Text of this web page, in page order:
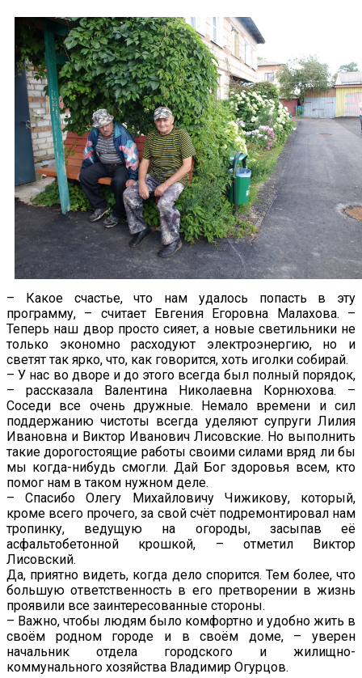
– Какое счастье, что нам удалось попасть в эту
программу, – считает Евгения Егоровна Малахова. –
Теперь наш двор просто сияет, а новые светильники не
только экономно расходуют электроэнергию, но и
светят так ярко, что, как говорится, хоть иголки собирай.
– У нас во дворе и до этого всегда был полный порядок,
– рассказала Валентина Николаевна Корнюхова. –
Соседи все очень дружные. Немало времени и сил
поддержанию чистоты всегда уделяют супруги Лилия
Ивановна и Виктор Иванович Лисовские. Но выполнить
такие дорогостоящие работы своими силами вряд ли бы
мы когда-нибудь смогли. Дай Бог здоровья всем, кто
помог нам в таком нужном деле.
– Спасибо Олегу Михайловичу Чижикову, который,
кроме всего прочего, за свой счёт подремонтировал нам
тропинку, ведущую на огороды, засыпав её
асфальтобетонной крошкой, – отметил Виктор
Лисовский.
Да, приятно видеть, когда дело спорится. Тем более, что
большую ответственность в его претворении в жизнь
проявили все заинтересованные стороны.
– Важно, чтобы людям было комфортно и удобно жить в
своём родном городе и в своём доме, – уверен
начальник отдела городского и жилищно-
коммунального хозяйства Владимир Огурцов.